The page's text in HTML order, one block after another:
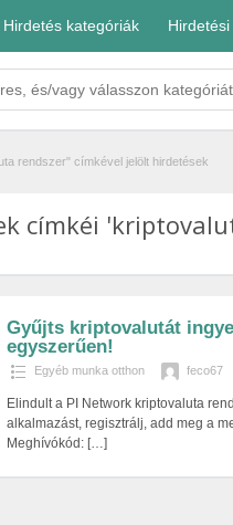
Hirdetés kategóriák
rendszer" címkével jelölt hirdetések
címkéi
Gyűjts kriptovalutát
egyszerűen!
Egyéb munka otthon feco67
Elindult a PI Network kriptovaluta
alkalmazást, regisztrálj, add meg a
Meghívókód: […]